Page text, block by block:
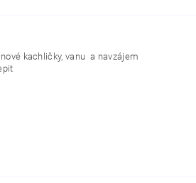
kachličky, vanu a navzájem